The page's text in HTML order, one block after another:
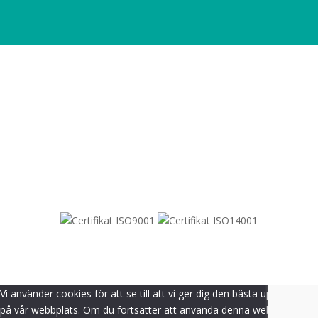
Vi använder cookies för att se till att vi ger dig den bästa upplevelsen
på vår webbplats. Om du fortsätter att använda denna webbplats